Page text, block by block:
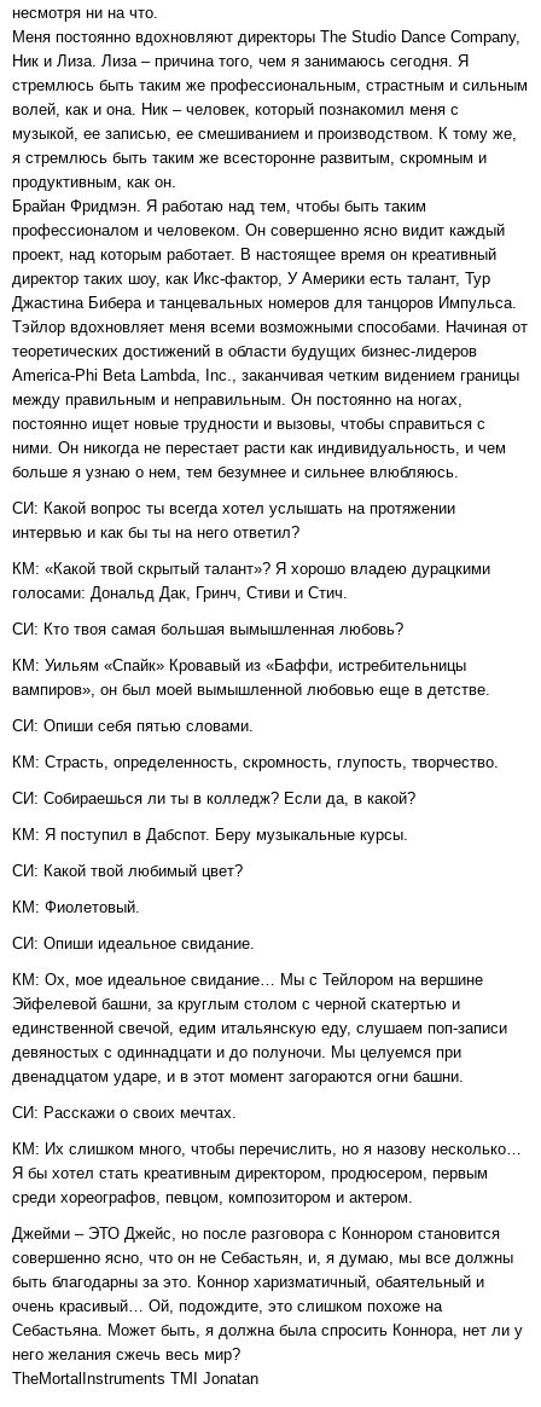
несмотря ни на что.
Меня постоянно вдохновляют директоры The Studio Dance Company,
Ник и Лиза. Лиза – причина того, чем я занимаюсь сегодня. Я
стремлюсь быть таким же профессиональным, страстным и сильным
волей, как и она. Ник – человек, который познакомил меня с
музыкой, ее записью, ее смешиванием и производством. К тому же,
я стремлюсь быть таким же всесторонне развитым, скромным и
продуктивным, как он.
Брайан Фридмэн. Я работаю над тем, чтобы быть таким
профессионалом и человеком. Он совершенно ясно видит каждый
проект, над которым работает. В настоящее время он креативный
директор таких шоу, как Икс-фактор, У Америки есть талант, Тур
Джастина Бибера и танцевальных номеров для танцоров Импульса.
Тэйлор вдохновляет меня всеми возможными способами. Начиная от
теоретических достижений в области будущих бизнес-лидеров
America-Phi Beta Lambda, Inc., заканчивая четким видением границы
между правильным и неправильным. Он постоянно на ногах,
постоянно ищет новые трудности и вызовы, чтобы справиться с
ними. Он никогда не перестает расти как индивидуальность, и чем
больше я узнаю о нем, тем безумнее и сильнее влюбляюсь.
СИ: Какой вопрос ты всегда хотел услышать на протяжении
интервью и как бы ты на него ответил?
КМ: «Какой твой скрытый талант»? Я хорошо владею дурацкими
голосами: Дональд Дак, Гринч, Стиви и Стич.
СИ: Кто твоя самая большая вымышленная любовь?
КМ: Уильям «Спайк» Кровавый из «Баффи, истребительницы
вампиров», он был моей вымышленной любовью еще в детстве.
СИ: Опиши себя пятью словами.
КМ: Страсть, определенность, скромность, глупость, творчество.
СИ: Собираешься ли ты в колледж? Если да, в какой?
КМ: Я поступил в Дабспот. Беру музыкальные курсы.
СИ: Какой твой любимый цвет?
КМ: Фиолетовый.
СИ: Опиши идеальное свидание.
КМ: Ох, мое идеальное свидание… Мы с Тейлором на вершине
Эйфелевой башни, за круглым столом с черной скатертью и
единственной свечой, едим итальянскую еду, слушаем поп-записи
девяностых с одиннадцати и до полуночи. Мы целуемся при
двенадцатом ударе, и в этот момент загораются огни башни.
СИ: Расскажи о своих мечтах.
КМ: Их слишком много, чтобы перечислить, но я назову несколько…
Я бы хотел стать креативным директором, продюсером, первым
среди хореографов, певцом, композитором и актером.
Джейми – ЭТО Джейс, но после разговора с Коннором становится
совершенно ясно, что он не Себастьян, и, я думаю, мы все должны
быть благодарны за это. Коннор харизматичный, обаятельный и
очень красивый… Ой, подождите, это слишком похоже на
Себастьяна. Может быть, я должна была спросить Коннора, нет ли у
него желания сжечь весь мир?
TheMortalInstruments TMI Jonatan